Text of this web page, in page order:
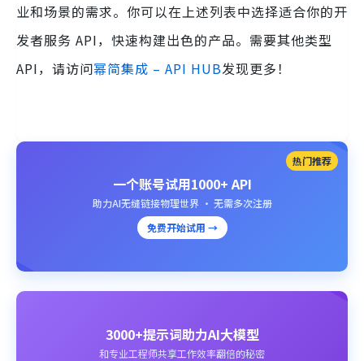
业和场景的需求。你可以在上述列表中选择适合你的开
发者服务 API，快速构建出色的产品。需要其他类型
API，请访问幂简集成 – API HUB发现更多！
热门推荐
一个账号试用1000+ API
助力AI无缝链接物理世界 · 无需多次注册
免费开始试用 →
3000+提示词助力AI大模型
和专业工程师共享工作效率翻倍的秘密